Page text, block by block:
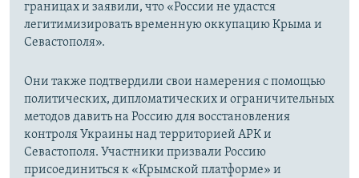
границах и заявили, что «России не удастся
легитимизировать временную оккупацию Крыма и
Севастополя».
Они также подтвердили свои намерения с помощью
политических, дипломатических и ограничительных
методов давить на Россию для восстановления
контроля Украины над территорией АРК и
Севастополя. Участники призвали Россию
присоединиться к «Крымской платформе» и